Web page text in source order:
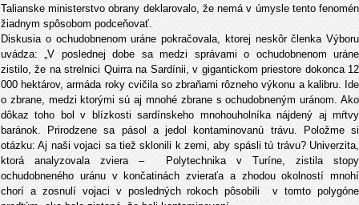
Talianske ministerstvo obrany deklarovalo, že nemá v úmysle tento fenomén
žiadnym spôsobom podceňovať.
Diskusia o ochudobnenom uráne pokračovala, ktorej neskôr členka Výboru
uvádza: „V poslednej dobe sa medzi správami o ochudobnenom uráne
zistilo, že na strelnici Quirra na Sardínii, v gigantickom priestore dokonca 12
000 hektárov, armáda roky cvičila so zbraňami rôzneho výkonu a kalibru. Ide
o zbrane, medzi ktorými sú aj mnohé zbrane s ochudobneným uránom. Ako
dôkaz toho bol v blízkosti sardínskeho mnohouholníka nájdený aj mŕtvy
baránok. Prirodzene sa pásol a jedol kontaminovanú trávu. Položme si
otázku: Aj naši vojaci sa tiež sklonili k zemi, aby spásli tú trávu? Univerzita,
ktorá analyzovala zviera – Polytechnika v Turíne, zistila stopy
ochudobneného uránu v končatinách zvieraťa a zhodou okolností mnohí
chorí a zosnulí vojaci v posledných rokoch pôsobili v tomto polygóne